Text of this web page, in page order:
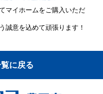
マイホームをご購入いただ
誠意を込めて頑張ります！
に戻る